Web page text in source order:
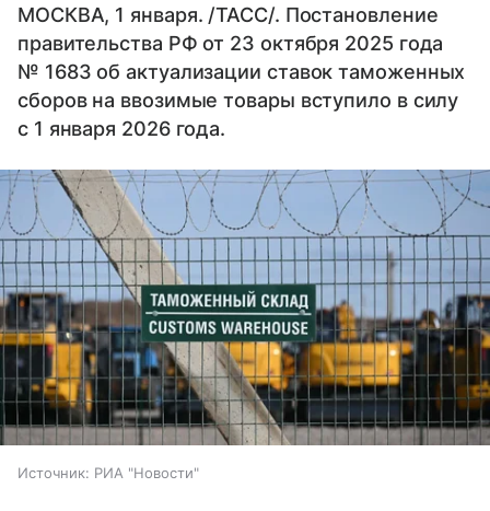
МОСКВА, 1 января. /ТАСС/. Постановление
правительства РФ от 23 октября 2025 года
№ 1683 об актуализации ставок таможенных
сборов на ввозимые товары вступило в силу
с 1 января 2026 года.
Источник: РИА "Новости"